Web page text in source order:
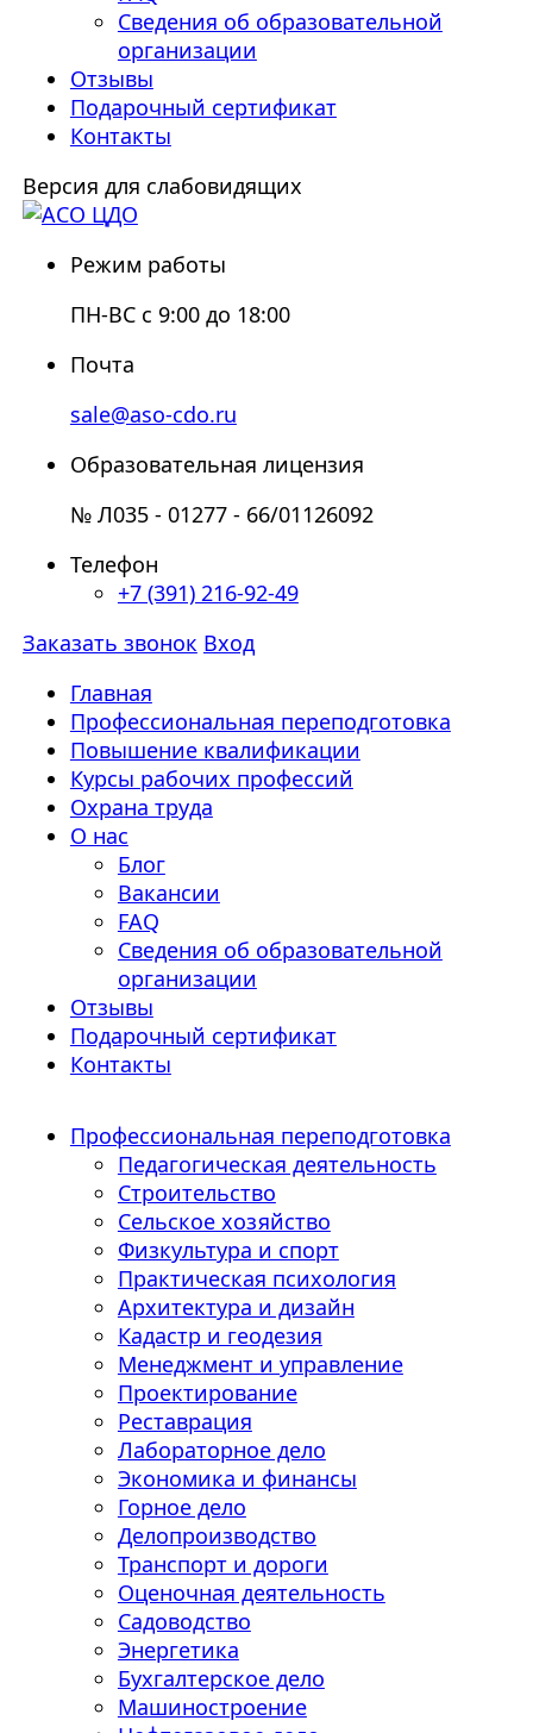
Сведения об образовательной
организации
Отзывы
Подарочный сертификат
Контакты
Версия для слабовидящих
Режим работы
ПН-ВС с 9:00 до 18:00
Почта
sale@aso-cdo.ru
Образовательная лицензия
№ Л035 - 01277 - 66/01126092
Телефон
+7 (391) 216-92-49
Заказать звонок Вход
Главная
Профессиональная переподготовка
Повышение квалификации
Курсы рабочих профессий
Охрана труда
О нас
Блог
Вакансии
FAQ
Сведения об образовательной
организации
Отзывы
Подарочный сертификат
Контакты
Профессиональная переподготовка
Педагогическая деятельность
Строительство
Сельское хозяйство
Физкультура и спорт
Практическая психология
Архитектура и дизайн
Кадастр и геодезия
Менеджмент и управление
Проектирование
Реставрация
Лабораторное дело
Экономика и финансы
Горное дело
Делопроизводство
Транспорт и дороги
Оценочная деятельность
Садоводство
Энергетика
Бухгалтерское дело
Машиностроение